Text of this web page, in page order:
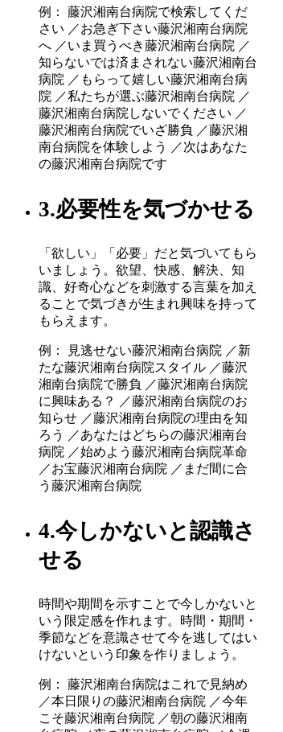
例： 藤沢湘南台病院で検索してくだ
さい ／お急ぎ下さい藤沢湘南台病院
へ ／いま買うべき藤沢湘南台病院 ／
知らないでは済まされない藤沢湘南台
病院 ／もらって嬉しい藤沢湘南台病
院 ／私たちが選ぶ藤沢湘南台病院 ／
藤沢湘南台病院しないでください ／
藤沢湘南台病院でいざ勝負 ／藤沢湘
南台病院を体験しよう ／次はあなた
の藤沢湘南台病院です
3.必要性を気づかせる
「欲しい」「必要」だと気づいてもら
いましょう。欲望、快感、解決、知
識、好奇心などを刺激する言葉を加え
ることで気づきが生まれ興味を持って
もらえます。
例： 見逃せない藤沢湘南台病院 ／新
たな藤沢湘南台病院スタイル ／藤沢
湘南台病院で勝負 ／藤沢湘南台病院
に興味ある？ ／藤沢湘南台病院のお
知らせ ／藤沢湘南台病院の理由を知
ろう ／あなたはどちらの藤沢湘南台
病院 ／始めよう藤沢湘南台病院革命
／お宝藤沢湘南台病院 ／まだ間に合
う藤沢湘南台病院
4.今しかないと認識さ
せる
時間や期間を示すことで今しかないと
いう限定感を作れます。時間・期間・
季節などを意識させて今を逃してはい
けないという印象を作りましょう。
例： 藤沢湘南台病院はこれで見納め
／本日限りの藤沢湘南台病院 ／今年
こそ藤沢湘南台病院 ／朝の藤沢湘南